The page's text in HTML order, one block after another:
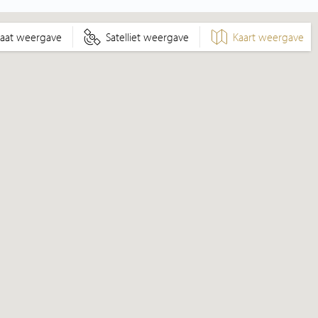
weergave Satelliet weergave Kaart weergave